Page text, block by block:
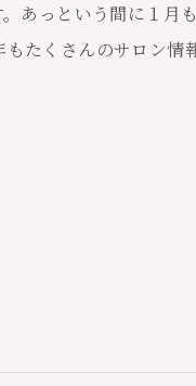
あっという間に１月
たくさんのサロン情